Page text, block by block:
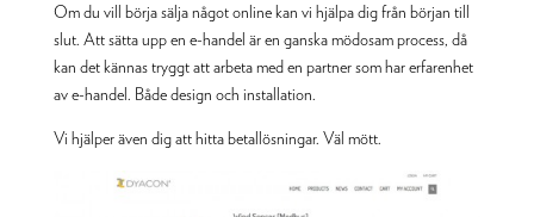
Om du vill börja sälja något online kan vi hjälpa dig från början till
slut. Att sätta upp en e-handel är en ganska mödosam process, då
kan det kännas tryggt att arbeta med en partner som har erfarenhet
av e-handel. Både design och installation.
Vi hjälper även dig att hitta betallösningar. Väl mött.